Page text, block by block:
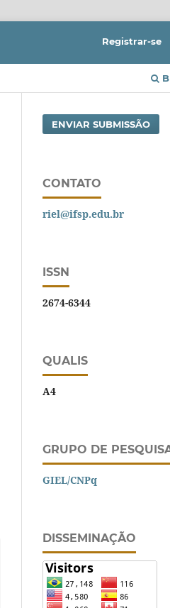
Registrar-se
ENVIAR SUBMISSÃO
CONTATO
riel@ifsp.edu.br
ISSN
2674-6344
QUALIS
A4
GRUPO DE
GIEL/CNPq
DISSEMINAÇÃO